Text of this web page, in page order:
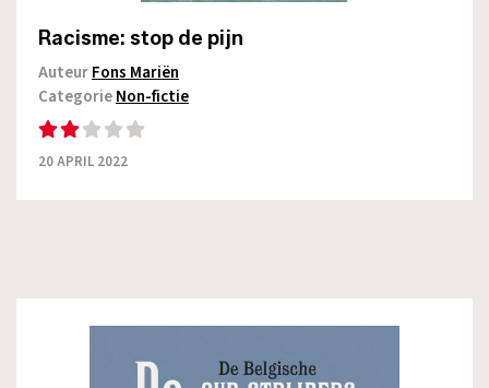
Racisme: stop de pijn
AuteurFons Mariën
CategorieNon-fictie
20 APRIL 2022